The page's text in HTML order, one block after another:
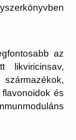
az
likviricinsav,
és